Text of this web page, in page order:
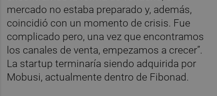
mercado no estaba preparado y, además,
coincidió con un momento de crisis. Fue
complicado pero, una vez que encontramos
los canales de venta, empezamos a crecer”.
La startup terminaría siendo adquirida por
Mobusi, actualmente dentro de Fibonad.